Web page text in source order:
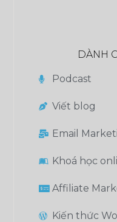
DÀNH
Podcast
Viết blog
Email
Khoá học
Affiliate
Kiến thức